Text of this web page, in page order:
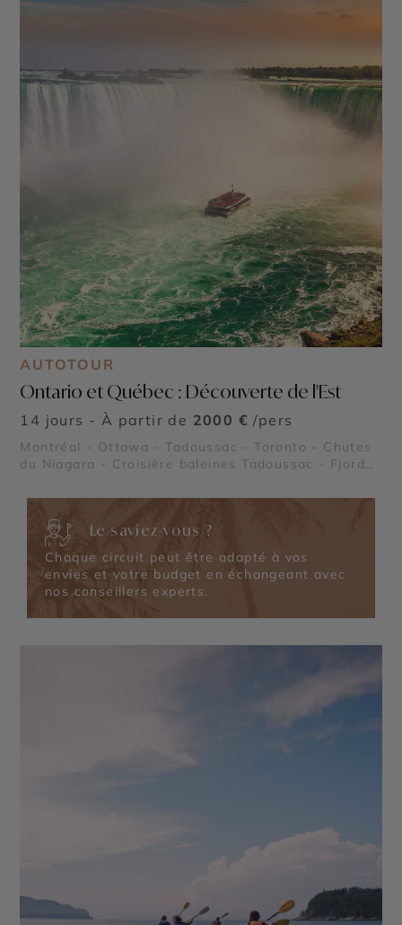
©
AUTOTOUR
Ontario et Québec : Découverte de l'Est
14 jours - À partir de 2000 € /pers
Montréal - Ottawa - Tadoussac - Toronto - Chutes
du Niagara - Croisière baleines Tadoussac - Fjord
national Mauricie - Le Lac Ontario - Le Lac Saint
national des Monts Valin - Reserve Faunique
Mastigouche - Reserve Faunique Saint Maurice -
Lac Sacacomie - Chute Montmorency
Le saviez-vous ?
Chaque circuit peut être adapté à vos
envies et votre budget en échangeant avec
nos conseillers experts.